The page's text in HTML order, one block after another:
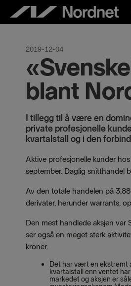
Hoppa
2019-12-04
blant
I tillegg til å være en
private profesjonelle
kvartalstall og i den
Aktive profesjonelle kunder
september. Daglig snitthandel
Av den totale handelen på
derivater, herunder warrants,
Den mest handlede aksjen
ser også en meget sterk
kroner.
Det har vært en ekstremt
kvartalstall enn ventet
markedet og aksjen er